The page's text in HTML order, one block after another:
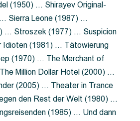
(1950) … Shirayev Original-
Sierra Leone (1987) …
… Stroszek (1977) … Suspicion
Idioten (1981) … Tätowierung
(1970) … The Merchant of
Million Dollar Hotel (2000) …
(2005) … Theater in Trance
den Rest der Welt (1980) …
(1985) … Und dann